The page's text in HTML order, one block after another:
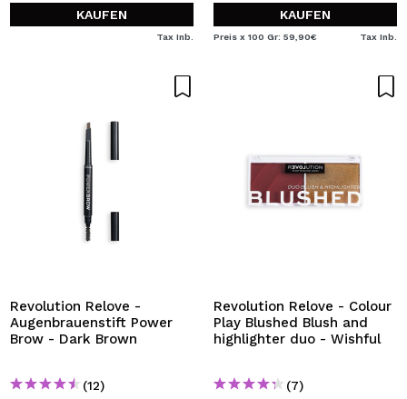
KAUFEN
Tax Inb.
KAUFEN
Preis x 100 Gr: 59,90€ Tax Inb.
Revolution Relove -
Augenbrauenstift Power
Brow - Dark Brown
(12)
Revolution Relove - Colour
Play Blushed Blush and
highlighter duo - Wishful
(7)